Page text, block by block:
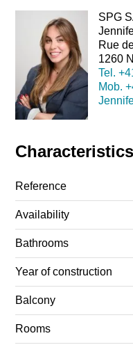
SPG
Rue
1260
Tel.
Mob.
Characteristics
Reference
Availability
Bathrooms
Year of construction
Balcony
Rooms